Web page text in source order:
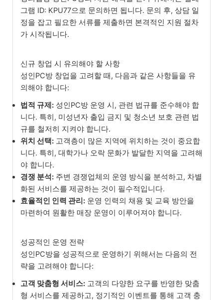
그램 ID: KPU77으로 문의하면 됩니다. 문의 후, 상담 일
정을 잡고 필요한 서류를 제출하면 본격적인 지원 절차
가 시작됩니다.
신규 창업 시 유의해야 할 사항
성인PC방 창업을 고려할 때, 다음과 같은 사항들을 유
의해야 합니다:
법적 규제: 성인PC방 운영 시, 관련 법규를 준수해야 합
니다. 특히, 미성년자 출입 금지 및 청소년 보호 관련 법
규를 철저히 지켜야 합니다.
위치 선택: 고객층이 많은 지역에 위치하는 것이 중요합
니다. 특히, 대학가나 오락 문화가 발달한 지역을 고려해
야 합니다.
경쟁 분석: 주변 경쟁업체의 운영 방식을 분석하고, 차별
화된 서비스를 제공하는 것이 필수적입니다.
효율적인 인력 관리: 운영 인력의 채용 및 교육 방안을
마련하여 원활한 매장 운영이 이루어져야 합니다.
성공적인 운영 전략
성인PC방을 성공적으로 운영하기 위해서는 다음의 전
략을 고려해야 합니다:
고객 맞춤형 서비스: 고객의 다양한 요구를 반영한 맞춤
형 서비스를 제공하고, 정기적인 이벤트를 통해 고객 충